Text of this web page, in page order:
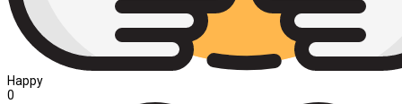
Happy
0